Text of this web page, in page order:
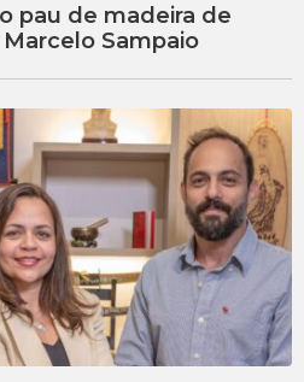
pau de madeira de
Sampaio